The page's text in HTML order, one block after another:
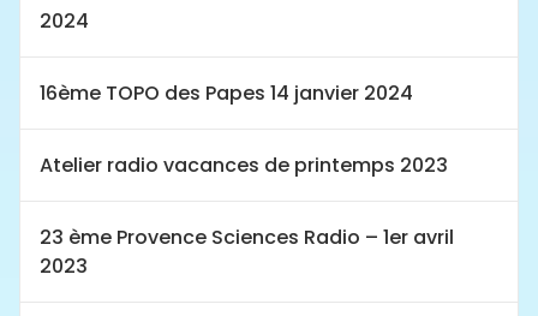
2024
16ème TOPO des Papes 14 janvier 2024
Atelier radio vacances de printemps 2023
23 ème Provence Sciences Radio – 1er avril
2023